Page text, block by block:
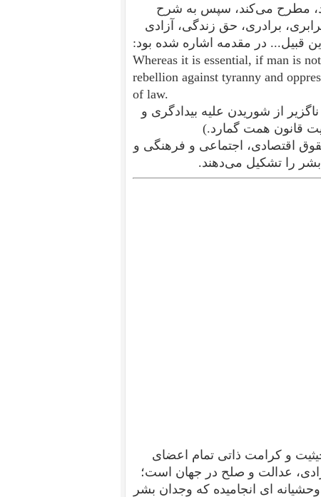
مطرح می‌کند، سپس به شرح
برادری، حق زندگی، آزادی
قبیل... در مقدمه اشاره شده بود:
Whereas it is essential, if man is
rebellion against tyranny and
of law.
از شوریدن علیه بیدادگری و
قانون همت گمارد.)
اقتصادی، اجتماعی و فرهنگی و
را تشکیل می‌دهند.
و کرامت ذاتی تمام اعضای
عدالت و صلح در جهان است؛
ای انجامیده که وجدان بشر